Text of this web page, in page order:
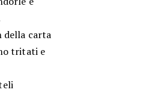
della carta
tritati e